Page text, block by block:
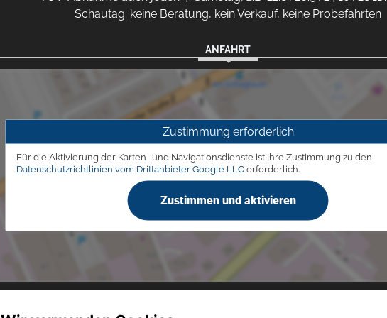
Schautag: keine Beratung, kein Verkauf, keine Probefahrten
ANFAHRT
Zustimmung erforderlich
Für die Aktivierung der Karten- und Navigationsdienste ist Ihre Zustimmung zu den
Datenschutzrichtlinien vom Drittanbieter Google LLCerforderlich.
Zustimmen und aktivieren